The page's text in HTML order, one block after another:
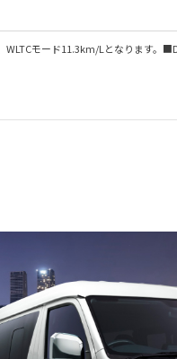
モード11.3km/Lとなります。